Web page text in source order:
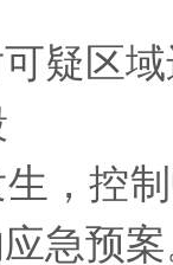
区域
控制
急预